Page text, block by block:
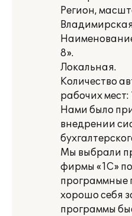
Регион,
8».
Локальная.
Количество
рабочих мест:
Нами было
внедрении
Мы выбрали
фирмы «1С»
программные
хорошо себя
программы